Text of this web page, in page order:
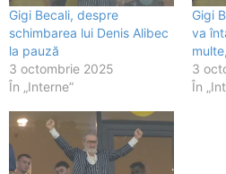
Gigi Becali, despre
schimbarea lui Denis Alibec
la pauză
3 octombrie 2025
În „Interne”
Gigi
va
3
În